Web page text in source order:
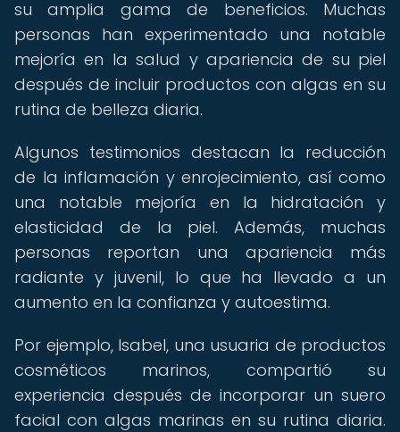
su amplia gama de beneficios. Muchas
personas han experimentado una notable
mejoría en la salud y apariencia de su piel
después de incluir productos con algas en su
rutina de belleza diaria.
Algunos testimonios destacan la reducción
de la inflamación y enrojecimiento, así como
una notable mejoría en la hidratación y
elasticidad de la piel. Además, muchas
personas reportan una apariencia más
radiante y juvenil, lo que ha llevado a un
aumento en la confianza y autoestima.
Por ejemplo, Isabel, una usuaria de productos
cosméticos marinos, compartió su
experiencia después de incorporar un suero
facial con algas marinas en su rutina diaria.